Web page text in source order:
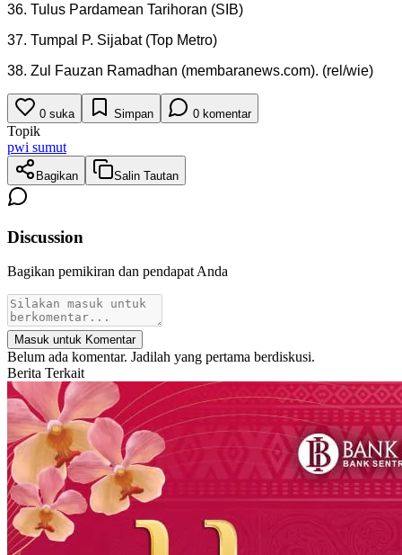
36. Tulus Pardamean Tarihoran (SIB)
37. Tumpal P. Sijabat (Top Metro)
38. Zul Fauzan Ramadhan (membaranews.com). (rel/wie)
0 suka Simpan 0 komentar
Topik
pwi sumut
Bagikan Salin Tautan
Discussion
Bagikan pemikiran dan pendapat Anda
Masuk untuk Komentar
Belum ada komentar. Jadilah yang pertama berdiskusi.
Berita Terkait